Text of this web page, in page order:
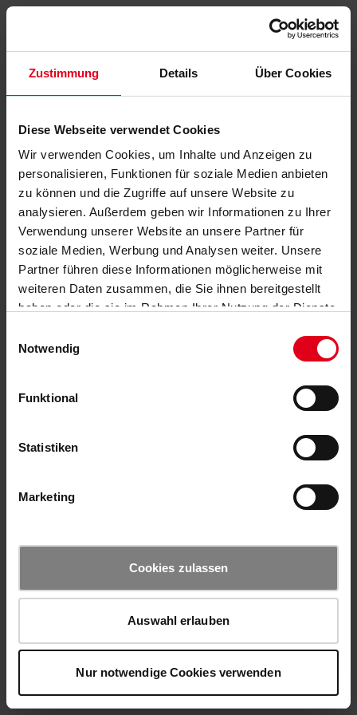
Zustimmung Details Über Cookies
Diese Webseite verwendet Cookies
Wir verwenden Cookies, um Inhalte und Anzeigen zu
personalisieren, Funktionen für soziale Medien anbieten
zu können und die Zugriffe auf unsere Website zu
analysieren. Außerdem geben wir Informationen zu Ihrer
Verwendung unserer Website an unsere Partner für
soziale Medien, Werbung und Analysen weiter. Unsere
Partner führen diese Informationen möglicherweise mit
weiteren Daten zusammen, die Sie ihnen bereitgestellt
haben oder die sie im Rahmen Ihrer Nutzung der Dienste
Notwendig
Funktional
Statistiken
Marketing
Cookies zulassen
Auswahl erlauben
Nur notwendige Cookies verwenden